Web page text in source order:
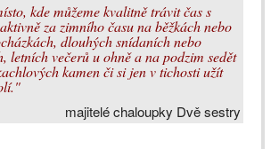
kde můžeme kvalitně trávit čas s
za zimního času na běžkách nebo
dlouhých snídaních nebo
letních večerů u ohně a na podzim sedět
kamen či si jen v tichosti užít
majitelé chaloupky Dvě sestry